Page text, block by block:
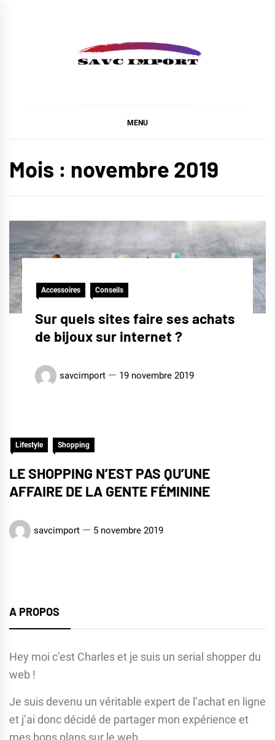
MENU
Mois : novembre 2019
Accessoires Conseils
Sur quels sites faire ses achats
de bijoux sur internet ?
savcimport 19 novembre 2019
Lifestyle Shopping
LE SHOPPING N’EST PAS QU’UNE
AFFAIRE DE LA GENTE FÉMININE
savcimport 5 novembre 2019
A PROPOS
Hey moi c’est Charles et je suis un serial shopper du
web !
Je suis devenu un véritable expert de l’achat en ligne
et j’ai donc décidé de partager mon expérience et